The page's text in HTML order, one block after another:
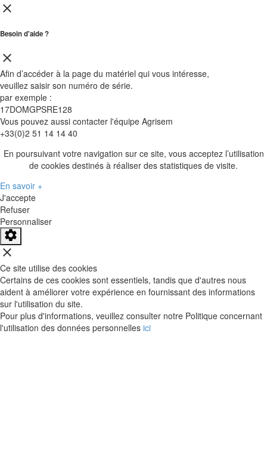
close
Besoin d'aide ?
close
Afin d’accéder à la page du matériel qui vous intéresse,
veuillez saisir son numéro de série.
par exemple :
17DOMGPSRE128
Vous pouvez aussi contacter l'équipe Agrisem
+33(0)2 51 14 14 40
En poursuivant votre navigation sur ce site, vous acceptez l’utilisation
de cookies destinés à réaliser des statistiques de visite.
En savoir +
J'accepte
Refuser
Personnaliser
close
Ce site utilise des cookies
Certains de ces cookies sont essentiels, tandis que d'autres nous
aident à améliorer votre expérience en fournissant des informations
sur l'utilisation du site.
Pour plus d'informations, veuillez consulter notre Politique concernant
l'utilisation des données personnelles ici